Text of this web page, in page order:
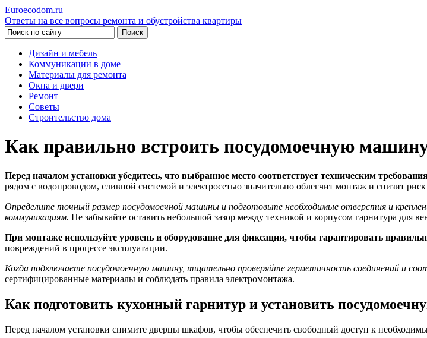
Euroecodom.ru
Ответы на все вопросы ремонта и обустройства квартиры
Дизайн и мебель
Коммуникации в доме
Материалы для ремонта
Окна и двери
Ремонт
Советы
Строительство дома
Как правильно встроить посудомоечную
Перед началом установки убедитесь, что выбранное место соответствует техническим
рядом с водопроводом, сливной системой и электросетью значительно облегчит монтаж и снизит
Определите точный размер посудомоечной машины и подготовьте необходимые отверстия и
коммуникациям. Не забывайте оставить небольшой зазор между техникой и корпусом гарнитура для
При монтаже используйте уровень и оборудование для фиксации, чтобы гарантировать
повреждений в процессе эксплуатации.
Когда подключаете посудомоечную машину, тщательно проверяйте герметичность соединений и
сертифицированные материалы и соблюдать правила электромонтажа.
Как подготовить кухонный гарнитур и установить
Перед началом установки снимите дверцы шкафов, чтобы обеспечить свободный доступ к